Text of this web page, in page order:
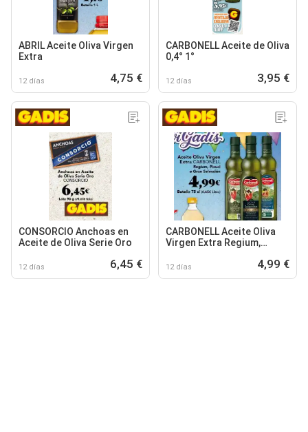
ABRIL Aceite Oliva Virgen
Extra
12 días 4,75 €
CARBONELL Aceite de Oliva
0,4° 1°
12 días 3,95 €
CONSORCIO Anchoas en
Aceite de Oliva Serie Oro
12 días 6,45 €
CARBONELL Aceite Oliva
Virgen Extra Regium,
12 días 4,99 €